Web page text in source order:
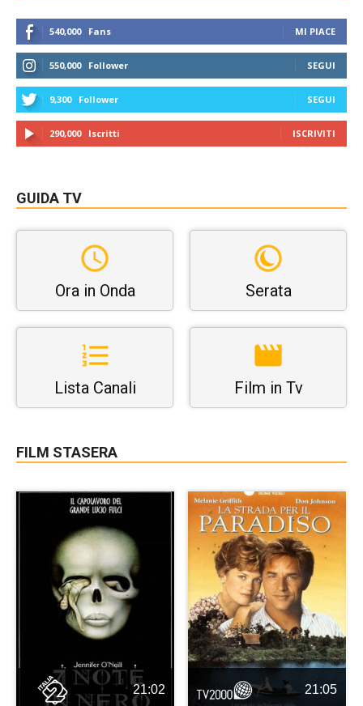
540,000 Fans MI PIACE
550,000 Follower SEGUI
9,300 Follower SEGUI
290,000 Iscritti ISCRIVITI
GUIDA TV
Ora in Onda Serata
Lista Canali Film in Tv
FILM STASERA
21:02 21:05